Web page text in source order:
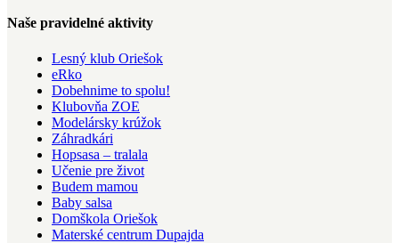
Naše pravidelné aktivity
Lesný klub Oriešok
eRko
Dobehnime to spolu!
Klubovňa ZOE
Modelársky krúžok
Záhradkári
Hopsasa – tralala
Učenie pre život
Budem mamou
Baby salsa
Domškola Oriešok
Materské centrum Dupajda